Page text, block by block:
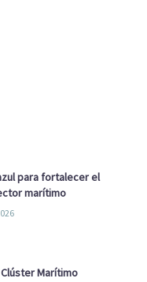
para fortalecer el
marítimo
Clúster Marítimo